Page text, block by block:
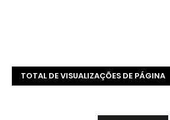
TOTAL DE VISUALIZAÇÕES DE PÁGINA